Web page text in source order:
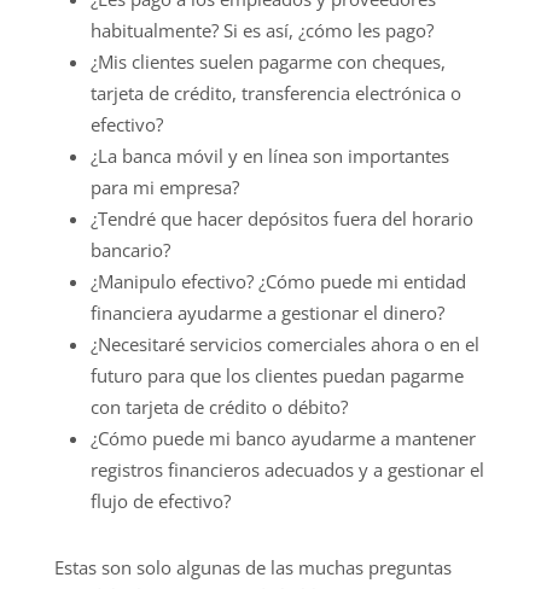
habitualmente? Si es así, ¿cómo les pago?
¿Mis clientes suelen pagarme con cheques,
tarjeta de crédito, transferencia electrónica o
efectivo?
¿La banca móvil y en línea son importantes
para mi empresa?
¿Tendré que hacer depósitos fuera del horario
bancario?
¿Manipulo efectivo? ¿Cómo puede mi entidad
financiera ayudarme a gestionar el dinero?
¿Necesitaré servicios comerciales ahora o en el
futuro para que los clientes puedan pagarme
con tarjeta de crédito o débito?
¿Cómo puede mi banco ayudarme a mantener
registros financieros adecuados y a gestionar el
flujo de efectivo?
Estas son solo algunas de las muchas preguntas